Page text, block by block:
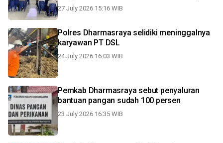
27 July 2026 15:16 WIB
Polres Dharmasraya selidiki meninggalnya
karyawan PT DSL
24 July 2026 16:03 WIB
Pemkab Dharmasraya sebut penyaluran
bantuan pangan sudah 100 persen
23 July 2026 16:35 WIB